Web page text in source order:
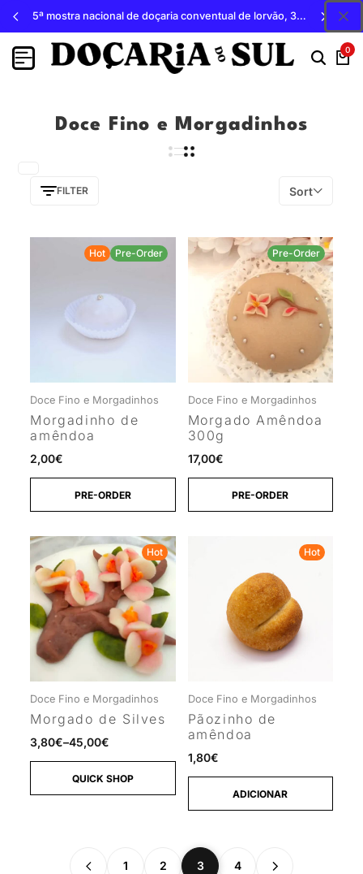
5ª mostra nacional de doçaria conventual de lorvão, 3, 4 e 5 de outubro 2026, penacova
0
Doce Fino e Morgadinhos
FILTER Sort
Hot Pre-Order
Doce Fino e Morgadinhos
Morgadinho de
amêndoa
2,00€
PRE-ORDER
Pre-Order
Doce Fino e Morgadinhos
Morgado Amêndoa
300g
17,00€
PRE-ORDER
Hot
Doce Fino e Morgadinhos
Morgado de Silves
3,80€–45,00€
QUICK SHOP
Hot
Doce Fino e Morgadinhos
Pãozinho de
amêndoa
1,80€
ADICIONAR
1 2 3 4